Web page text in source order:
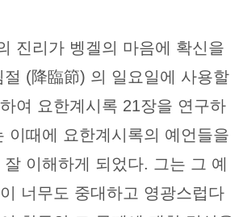
진리가 벵겔의 마음에 확신을
(降臨節) 의 일요일에 사용할
여 요한계시록 21장을 연구하
이때에 요한계시록의 예언들을
이해하게 되었다. 그는 그 예
너무도 중대하고 영광스럽다